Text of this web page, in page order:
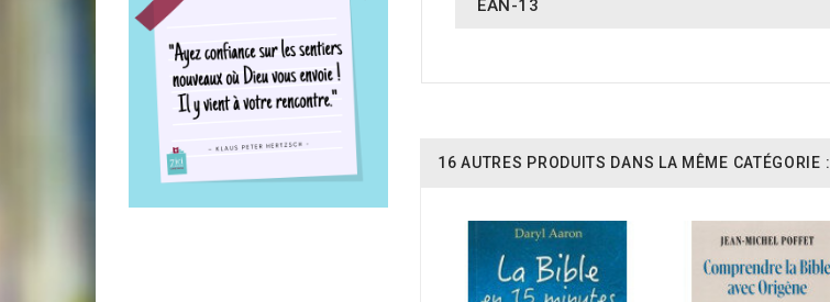
EAN-13
16 AUTRES PRODUITS DANS LA MÊME CATÉGORIE :